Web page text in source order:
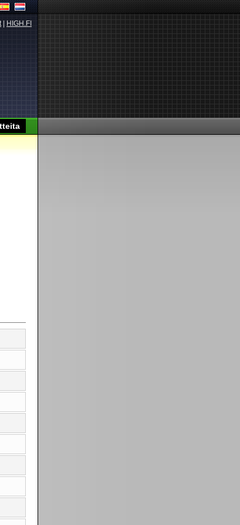
| HIGH.FI